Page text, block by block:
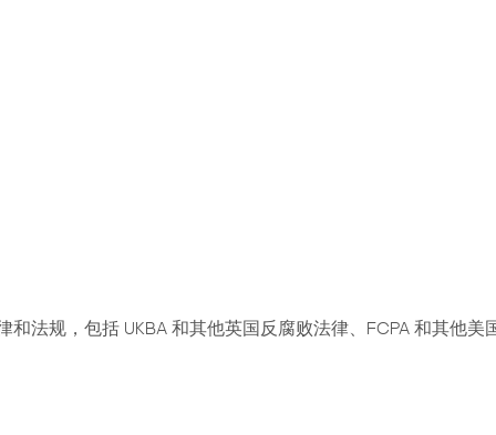
法规，包括 UKBA 和其他英国反腐败法律、FCPA 和其他美